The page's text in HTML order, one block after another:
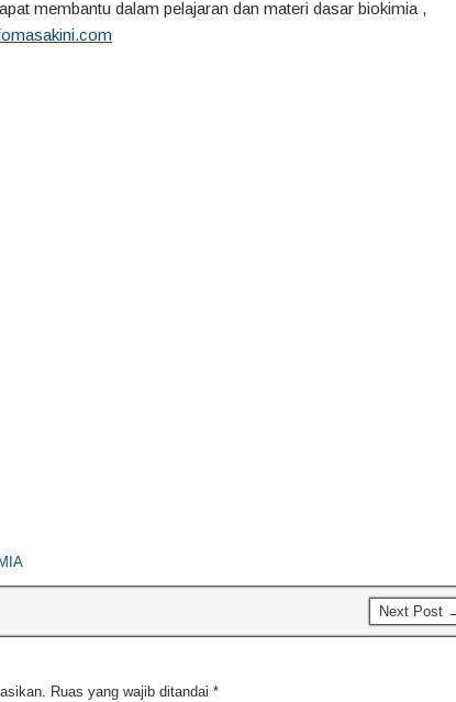
membantu dalam pelajaran dan materi dasar biokimia ,
Next Post
Ruas yang wajib ditandai *